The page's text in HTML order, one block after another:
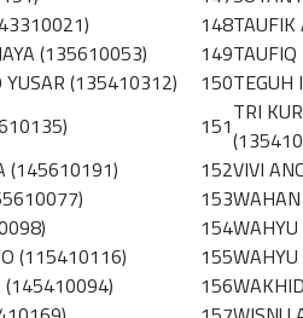
148
(135610053) 149
YUSAR (135410312) 150
151TRI
(145610191) 152VIVI
153
154
(115410116) 155
(145410094) 156